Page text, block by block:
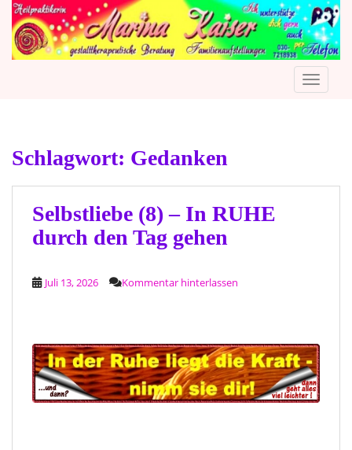
Schlagwort: Gedanken
Selbstliebe (8) – In RUHE
durch den Tag gehen
Juli 13, 2026 Kommentar hinterlassen